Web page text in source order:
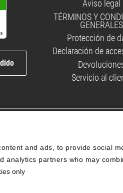
and ads, to provide social
analytics partners who may
only
Aviso legal
TÉRMINOS Y
GENERALES
Protección de
Declaración de
Servicio al